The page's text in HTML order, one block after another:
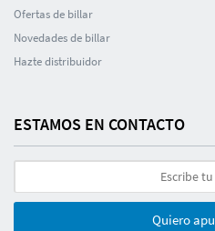
Ofertas de billar
Novedades de billar
Hazte distribuidor
ESTAMOS EN CONTACTO
Quiero